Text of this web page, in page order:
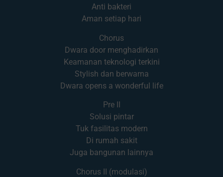
Anti bakteri
Aman setiap hari
Chorus
Dwara door menghadirkan
Keamanan teknologi terkini
Stylish dan berwarna
Dwara opens a wonderful life
Pre II
Solusi pintar
Tuk fasilitas modern
Di rumah sakit
Juga bangunan lainnya
Chorus II (modulasi)